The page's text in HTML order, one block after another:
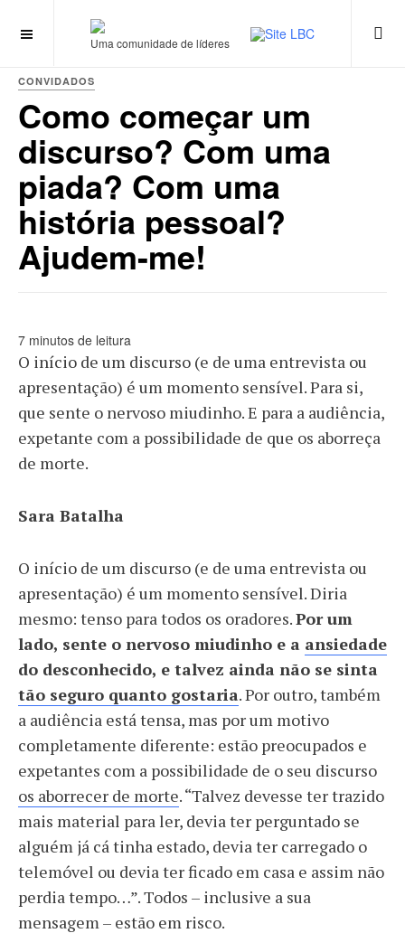
Uma comunidade de líderes
CONVIDADOS
Como começar um
discurso? Com uma
piada? Com uma
história pessoal?
Ajudem-me!
7 minutos de leitura
O início de um discurso (e de uma entrevista ou
apresentação) é um momento sensível. Para si,
que sente o nervoso miudinho. E para a audiência,
expetante com a possibilidade de que os aborreça
de morte.
Sara Batalha
O início de um discurso (e de uma entrevista ou
apresentação) é um momento sensível. Diria
mesmo: tenso para todos os oradores.Por um
lado, sente o nervoso miudinho e a ansiedade
do desconhecido, e talvez ainda não se sinta
tão seguro quanto gostaria. Por outro, também
a audiência está tensa, mas por um motivo
completamente diferente: estão preocupados e
expetantes com a possibilidade de o seu discurso
os aborrecer de morte. “Talvez devesse ter trazido
mais material para ler, devia ter perguntado se
alguém já cá tinha estado, devia ter carregado o
telemóvel ou devia ter ficado em casa e assim não
perdia tempo…”. Todos – inclusive a sua
mensagem – estão em risco.